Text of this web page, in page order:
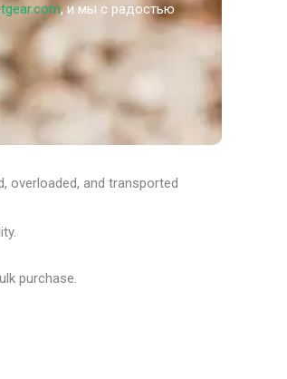
, и мы с радостью
overloaded, and transported
purchase.